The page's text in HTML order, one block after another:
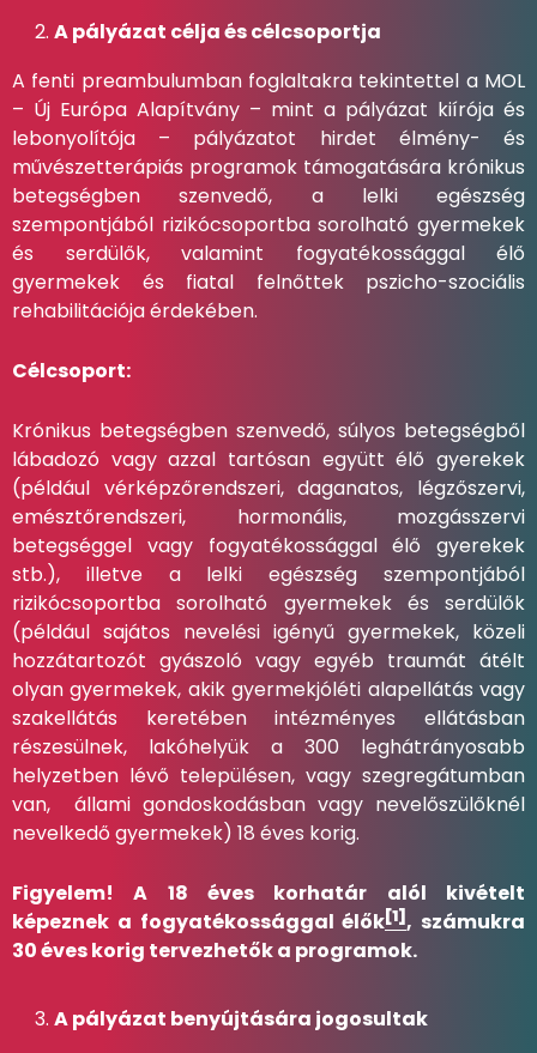
A pályázat célja és célcsoportja
A fenti preambulumban foglaltakra tekintettel a MOL
– Új Európa Alapítvány – mint a pályázat kiírója és
lebonyolítója – pályázatot hirdet élmény- és
művészetterápiás programok támogatására krónikus
betegségben szenvedő, a lelki egészség
szempontjából rizikócsoportba sorolható gyermekek
és serdülők, valamint fogyatékossággal élő
gyermekek és fiatal felnőttek pszicho-szociális
rehabilitációja érdekében.
Célcsoport:
Krónikus betegségben szenvedő, súlyos betegségből
lábadozó vagy azzal tartósan együtt élő gyerekek
(például vérképzőrendszeri, daganatos, légzőszervi,
emésztőrendszeri, hormonális, mozgásszervi
betegséggel vagy fogyatékossággal élő gyerekek
stb.), illetve a lelki egészség szempontjából
rizikócsoportba sorolható gyermekek és serdülők
(például sajátos nevelési igényű gyermekek, közeli
hozzátartozót gyászoló vagy egyéb traumát átélt
olyan gyermekek, akik gyermekjóléti alapellátás vagy
szakellátás keretében intézményes ellátásban
részesülnek, lakóhelyük a 300 leghátrányosabb
helyzetben lévő településen, vagy szegregátumban
van, állami gondoskodásban vagy nevelőszülőknél
nevelkedő gyermekek) 18 éves korig.
Figyelem! A 18 éves korhatár alól kivételt
képeznek a fogyatékossággal élők[1] , számukra
30 éves korig tervezhetők a programok.
A pályázat benyújtására jogosultak